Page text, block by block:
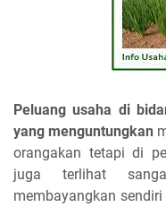
Peluang usaha di
yang menguntungkan
orangakan tetapi di
juga terlihat
membayangkan